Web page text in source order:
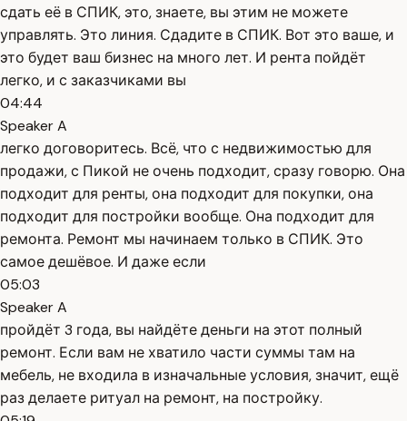
сдать её в СПИК, это, знаете, вы этим не можете
управлять. Это линия. Сдадите в СПИК. Вот это ваше, и
это будет ваш бизнес на много лет. И рента пойдёт
легко, и с заказчиками вы
04:44
Speaker A
легко договоритесь. Всё, что с недвижимостью для
продажи, с Пикой не очень подходит, сразу говорю. Она
подходит для ренты, она подходит для покупки, она
подходит для постройки вообще. Она подходит для
ремонта. Ремонт мы начинаем только в СПИК. Это
самое дешёвое. И даже если
05:03
Speaker A
пройдёт 3 года, вы найдёте деньги на этот полный
ремонт. Если вам не хватило части суммы там на
мебель, не входила в изначальные условия, значит, ещё
раз делаете ритуал на ремонт, на постройку.